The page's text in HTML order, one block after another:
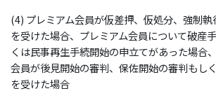
(4) プレミアム会員が仮差押、仮処分、強制
を受けた場合、プレミアム会員について破産
くは民事再生手続開始の申立てがあった場合
会員が後見開始の審判、保佐開始の審判もし
を受けた場合